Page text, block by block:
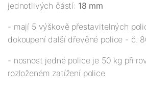
jednotlivých částí: 18 mm
- mají 5 výškově přestavitelných
dokoupení další dřevěné police - č.
- nosnost jedné police je 50 kg při
rozloženém zatížení police